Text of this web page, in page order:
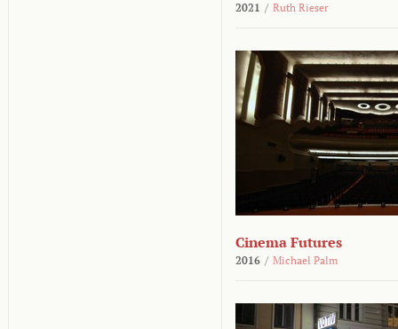
2021 / Ruth Rieser
Cinema Futures
2016 / Michael Palm